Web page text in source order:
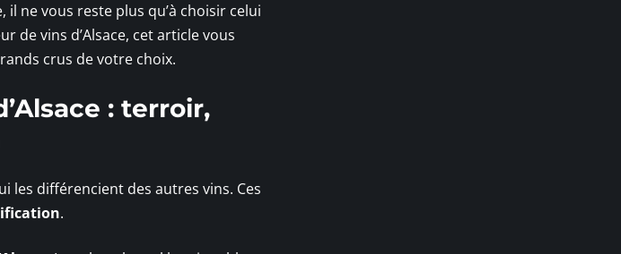
ne vous reste plus qu’à choisir celui
de vins d’Alsace, cet article vous
crus de votre choix.
: terroir,
les différencient des autres vins. Ces
.